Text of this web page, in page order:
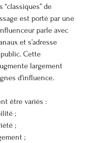
de
est porté par une
parle avec
et s’adresse
Cette
largement
d’influence.
être variés :
;
;
;